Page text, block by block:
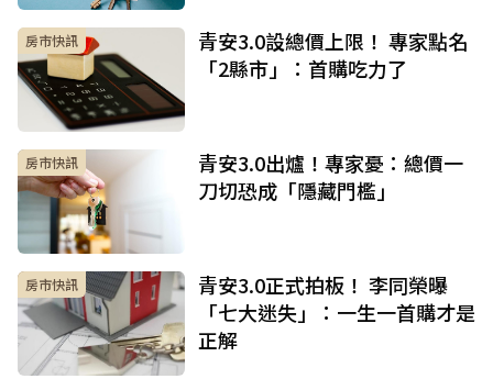
房市快訊
青安3.0設總價上限！ 專家點名
「2縣市」：首購吃力了
房市快訊
青安3.0出爐！專家憂：總價一
刀切恐成「隱藏門檻」
房市快訊
青安3.0正式拍板！ 李同榮曝
「七大迷失」：一生一首購才是
正解